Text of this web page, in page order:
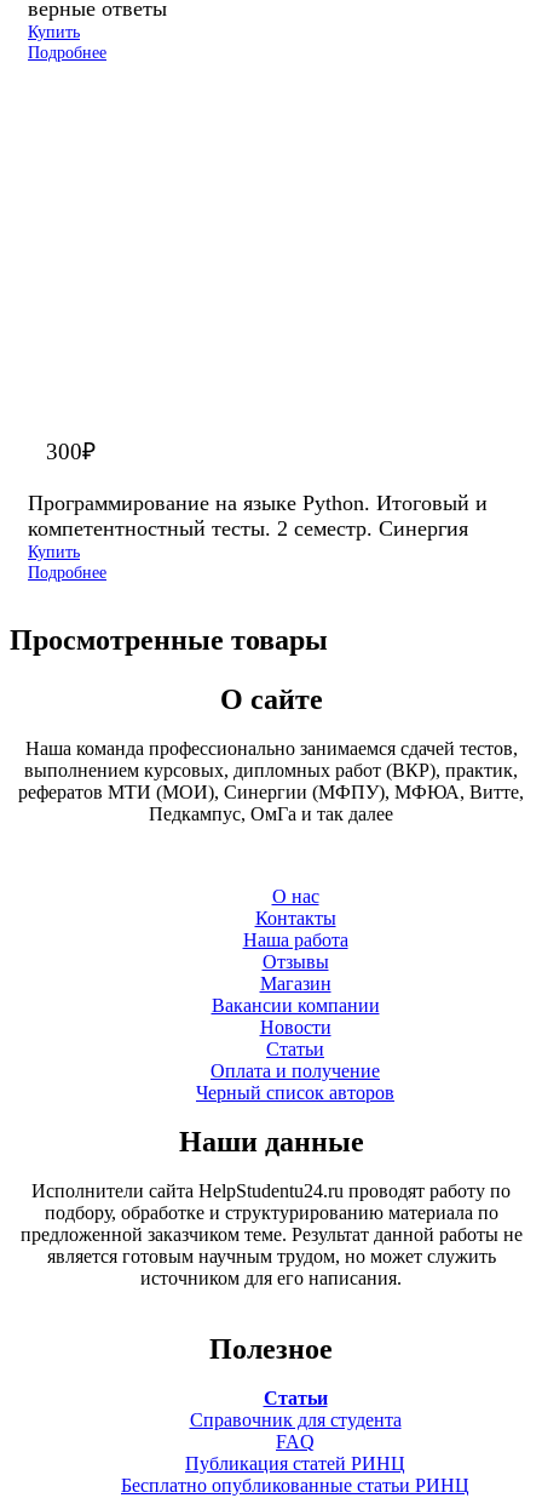
верные ответы
Купить
Подробнее
300₽
Программирование на языке Python. Итоговый и
компетентностный тесты. 2 семестр. Синергия
Купить
Подробнее
Просмотренные товары
О сайте
Наша команда профессионально занимаемся сдачей тестов,
выполнением курсовых, дипломных работ (ВКР), практик,
рефератов МТИ (МОИ), Синергии (МФПУ), МФЮА, Витте,
Педкампус, ОмГа и так далее
О нас
Контакты
Наша работа
Отзывы
Магазин
Вакансии компании
Новости
Статьи
Оплата и получение
Черный список авторов
Наши данные
Исполнители сайта HelpStudentu24.ru проводят работу по
подбору, обработке и структурированию материала по
предложенной заказчиком теме. Результат данной работы не
является готовым научным трудом, но может служить
источником для его написания.
Полезное
Статьи
Справочник для студента
FAQ
Публикация статей РИНЦ
Бесплатно опубликованные статьи РИНЦ